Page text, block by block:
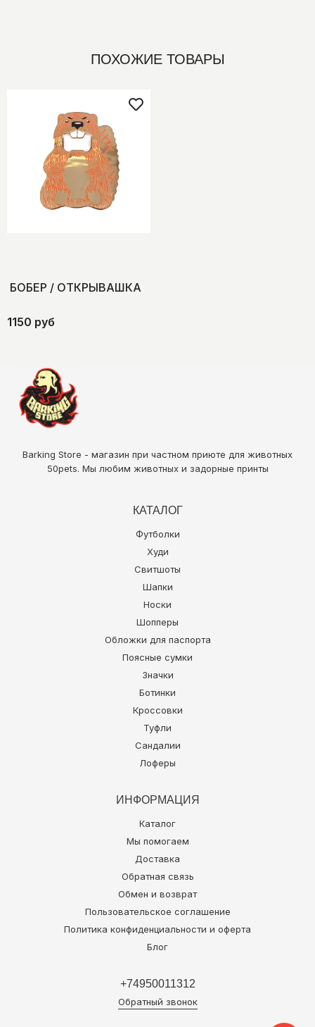
ПОХОЖИЕ ТОВАРЫ
БОБЕР / ОТКРЫВАШКА
1150 руб
Barking Store - магазин при частном приюте для животных
50pets. Мы любим животных и задорные принты
КАТАЛОГ
Футболки
Худи
Свитшоты
Шапки
Носки
Шопперы
Обложки для паспорта
Поясные сумки
Значки
Ботинки
Кроссовки
Туфли
Сандалии
Лоферы
ИНФОРМАЦИЯ
Каталог
Мы помогаем
Доставка
Обратная связь
Обмен и возврат
Пользовательское соглашение
Политика конфиденциальности и оферта
Блог
+74950011312
Обратный звонок